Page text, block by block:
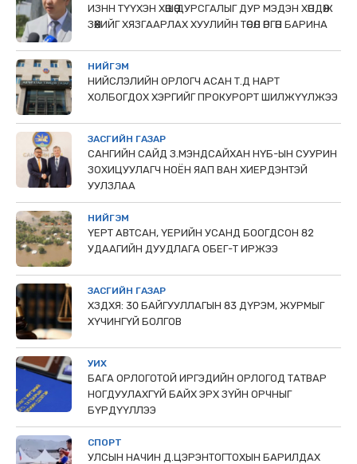
ИЗНН ТҮҮХЭН ХӨШӨӨ ДУРСГАЛЫГ ДУР МЭДЭН ХӨНДӨЖ
ЗӨӨХИЙГ ХЯЗГААРЛАХ ХУУЛИЙН ТӨСӨЛ ӨРГӨН БАРИНА
НИЙГЭМ
НИЙСЛЭЛИЙН ОРЛОГЧ АСАН Т.Д НАРТ
ХОЛБОГДОХ ХЭРГИЙГ ПРОКУРОРТ ШИЛЖҮҮЛЖЭЭ
ЗАСГИЙН ГАЗАР
САНГИЙН САЙД З.МЭНДСАЙХАН НҮБ-ЫН СУУРИН
ЗОХИЦУУЛАГЧ НОЁН ЯАП ВАН ХИЕРДЭНТЭЙ
УУЛЗЛАА
НИЙГЭМ
ҮЕРТ АВТСАН, ҮЕРИЙН УСАНД БООГДСОН 82
УДААГИЙН ДУУДЛАГА ОБЕГ-Т ИРЖЭЭ
ЗАСГИЙН ГАЗАР
ХЗДХЯ: 30 БАЙГУУЛЛАГЫН 83 ДҮРЭМ, ЖУРМЫГ
ХҮЧИНГҮЙ БОЛГОВ
УИХ
БАГА ОРЛОГОТОЙ ИРГЭДИЙН ОРЛОГОД ТАТВАР
НОГДУУЛАХГҮЙ БАЙХ ЭРХ ЗҮЙН ОРЧНЫГ
БҮРДҮҮЛЛЭЭ
СПОРТ
УЛСЫН НАЧИН Д.ЦЭРЭНТОГТОХЫН БАРИЛДАХ